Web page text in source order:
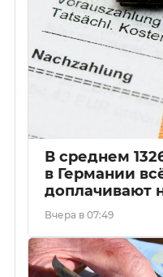
В среднем
в Германии
доплачивают
Вчера в 07:49